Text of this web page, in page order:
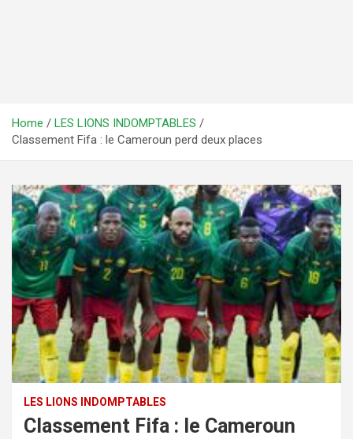
Home
LES LIONS INDOMPTABLES
Classement Fifa : le Cameroun perd deux places
LES LIONS INDOMPTABLES
Classement Fifa : le Cameroun